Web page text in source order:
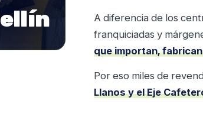
A diferencia de los
franquiciadas y
que importan,
Por eso miles de
Llanos y el Eje